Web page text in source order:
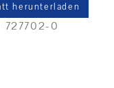
herunterladen
727702-0